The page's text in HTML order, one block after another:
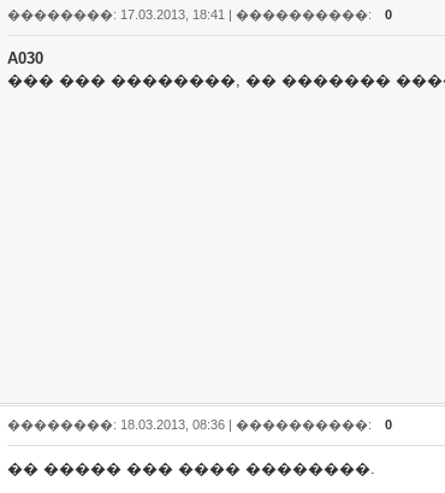
��������: 17.03.2013, 18:41 | ����������: 0
A030
��� ��� ��������, �� �������
��������: 18.03.2013, 08:36 | ����������: 0
�� ����� ��� ���� ��������.